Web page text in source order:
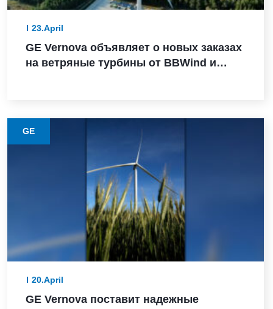
23.April
GE Vernova объявляет о новых заказах
на ветряные турбины от BBWind и
GE
20.April
GE Vernova поставит надежные